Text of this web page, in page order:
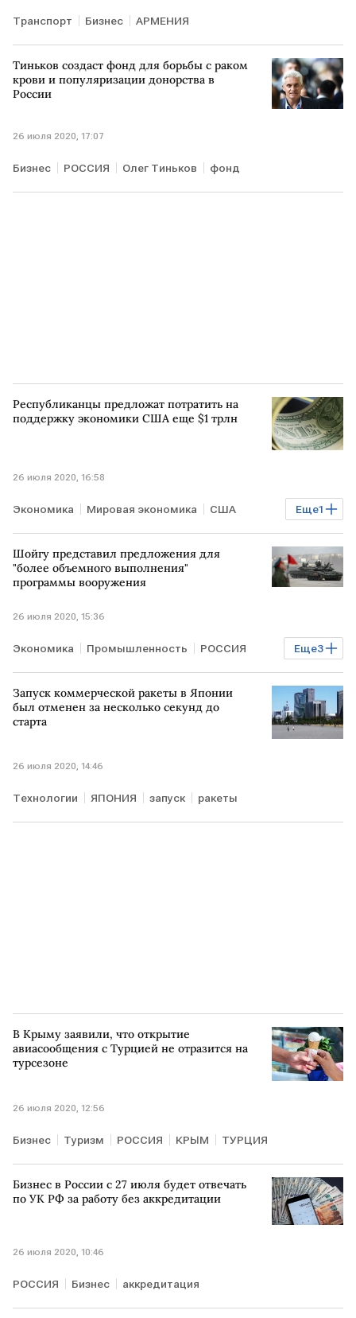
Транспорт Бизнес АРМЕНИЯ
Тиньков создаст фонд для борьбы с раком
крови и популяризации донорства в
России
26 июля 2020, 17:07
Бизнес РОССИЯ Олег Тиньков фонд
Республиканцы предложат потратить на
поддержку экономики США еще $1 трлн
26 июля 2020, 16:58
Еще1
Экономика Мировая экономика США
помощь
Шойгу представил предложения для
"более объемного выполнения"
программы вооружения
26 июля 2020, 15:36
Еще3
Экономика Промышленность РОССИЯ
Сергей Шойгу Владимир Путин ВПК
Запуск коммерческой ракеты в Японии
был отменен за несколько секунд до
старта
26 июля 2020, 14:46
Технологии ЯПОНИЯ запуск ракеты
В Крыму заявили, что открытие
авиасообщения с Турцией не отразится на
турсезоне
26 июля 2020, 12:56
Бизнес Туризм РОССИЯ КРЫМ ТУРЦИЯ
Бизнес в России с 27 июля будет отвечать
по УК РФ за работу без аккредитации
26 июля 2020, 10:46
РОССИЯ Бизнес аккредитация